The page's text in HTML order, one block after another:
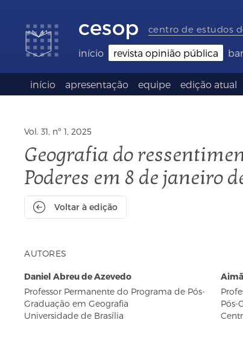
acessibilidade
conteúdo
rodapé
idioma
(Language
selection)
cesop centro de estudos
início revista opinião pública
início apresentação equipe edição atual
Vol. 31, nº 1, 2025
Geografia do
Poderes em 8 de janeiro
Voltar à edição
AUTORES
Daniel Abreu de Azevedo
Professor Permanente do Programa de Pós-
Graduação em Geografia
Universidade de Brasília
Pós-